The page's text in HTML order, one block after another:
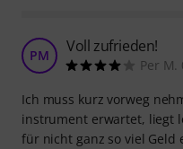
PM Voll zufrieden!
Per M.
Ich muss kurz vorweg
instrument erwartet, liegt
für nicht ganz so viel